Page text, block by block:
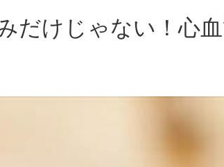
だけじゃない！心